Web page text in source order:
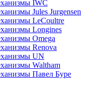
IWC
Jules Jurgensen
LeCoultre
Longines
Omega
Renova
UN
Waltham
Павел Буре